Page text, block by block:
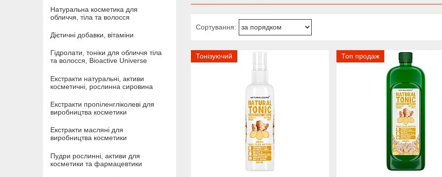
Тонізуючий Топ продаж
Натуральна косметика для
обличчя, тіла та волосся
Дієтичні добавки, вітаміни
Гідролати, тоніки для обличчя тіла
та волосся, Bioactive Universe
Екстракти натуральні, активи
косметичні, рослинна сировина
Екстракти пропіленгліколеві для
виробництва косметики
Екстракти масляні для
виробництва косметики
Пудри рослинні, активи для
косметики та фармацевтики